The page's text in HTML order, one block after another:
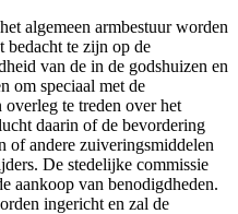
algemeen armbestuur worden
bedacht te zijn op de
van de in de godshuizen en
om speciaal met de
te treden over het
daarin of de bevordering
of andere zuiveringsmiddelen
De stedelijke commissie
aankoop van benodigdheden.
ingericht en zal de